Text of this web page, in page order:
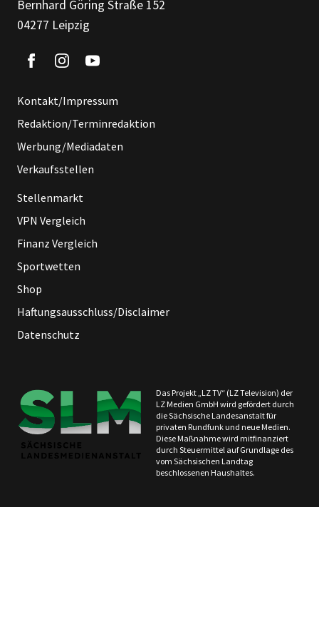
Bernhard Göring Straße 152
04277 Leipzig
Kontakt/Impressum
Redaktion/Terminredaktion
Werbung/Mediadaten
Verkaufsstellen
Stellenmarkt
VPN Vergleich
Finanz Vergleich
Sportwetten
Shop
Haftungsausschluss/Disclaimer
Datenschutz
Das Projekt „LZ TV“ (LZ Television) der
LZ Medien GmbH wird gefördert durch
die Sächsische Landesanstalt für
privaten Rundfunk und neue Medien.
Diese Maßnahme wird mitfinanziert
durch Steuermittel auf Grundlage des
vom Sächsischen Landtag
beschlossenen Haushaltes.